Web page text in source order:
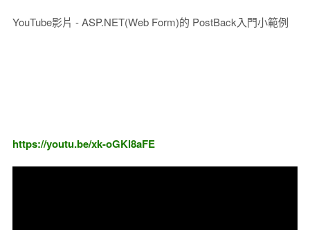
YouTube影片 - ASP.NET(Web Form)的 PostBack入門小範例
https://youtu.be/xk-oGKl8aFE